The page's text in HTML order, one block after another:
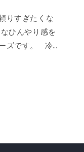
りすぎたくな
ひんやり感を
ズです。 冷
”を実現しま
❄️強冷感リバ